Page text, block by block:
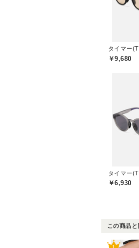
タイマー
￥9,680
タイマー
￥6,930
この商品